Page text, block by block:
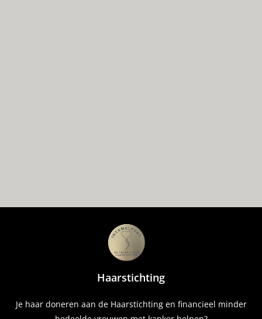
Haarstichting
Je haar doneren aan de Haarstichting en financieel minder